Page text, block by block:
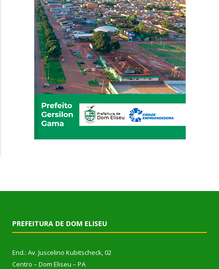
PREFEITURA DE DOM ELISEU
End.: Av. Juscelino Kubitscheck, 02
Centro – Dom Eliseu – PA